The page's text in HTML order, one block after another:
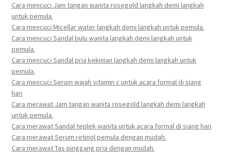
Cara mencuci Jam tangan wanita rosegold langkah demi langkah
untuk pemula.
Cara mencuci Micellar water langkah demi langkah untuk pemula.
Cara mencuci Sandal bulu wanita langkah demi langkah untuk
pemula.
Cara mencuci Sandal pria kekinian langkah demi langkah untuk
pemula.
Cara mencuci Serum wajah vitamin c untuk acara formal di siang
hari
Cara merawat Jam tangan wanita rosegold langkah demi langkah
untuk pemula.
Cara merawat Sandal teplek wanita untuk acara formal di siang hari
Cara merawat Serum retinol pemula dengan mudah.
Cara merawat Tas pinggang pria dengan mudah.